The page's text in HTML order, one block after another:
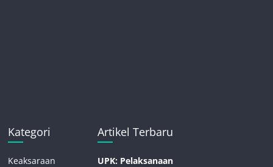
Kategori
Keaksaraan
Artikel Terbaru
UPK: Pelaksanaan